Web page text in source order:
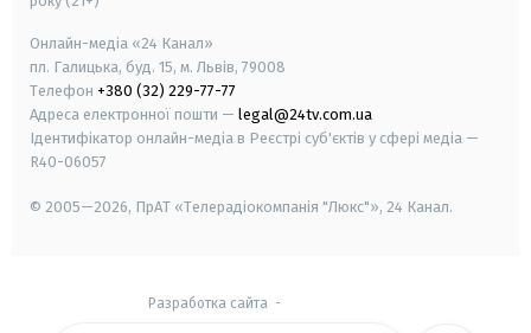
Онлайн-медіа «24 Канал»
пл. Галицька, буд. 15, м. Львів, 79008
Телефон +380 (32) 229-77-77
Адреса електронної пошти — legal@24tv.com.ua
Ідентифікатор онлайн-медіа в Реєстрі суб'єктів у сфері медіа —
R40-06057
© 2005—2026, ПрАТ «Телерадіокомпанія "Люкс"», 24 Канал.
Разработка сайта -